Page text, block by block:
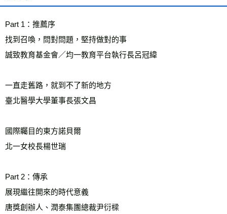
Part 1：推薦序
找到召喚，問對問題，堅持做對的事
誠致教育基金會／均一教育平台執行長呂冠緯
一直走舊路，就到不了新的地方
臺北醫學大學董事長張文昌
國際矚目的東方諾貝爾
北一女校長楊世瑞
Part 2：傳承
展現繼往開來的時代意義
唐獎創辦人、潤泰集團總裁尹衍樑